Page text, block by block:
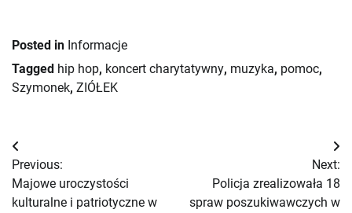
Posted in Informacje
Tagged hip hop, koncert charytatywny, muzyka, pomoc,
Szymonek, ZIÓŁEK
Nawigacja
wpisu
Previous:
Majowe uroczystości
kulturalne i patriotyczne w
Next:
Policja zrealizowała 18
spraw poszukiwawczych w